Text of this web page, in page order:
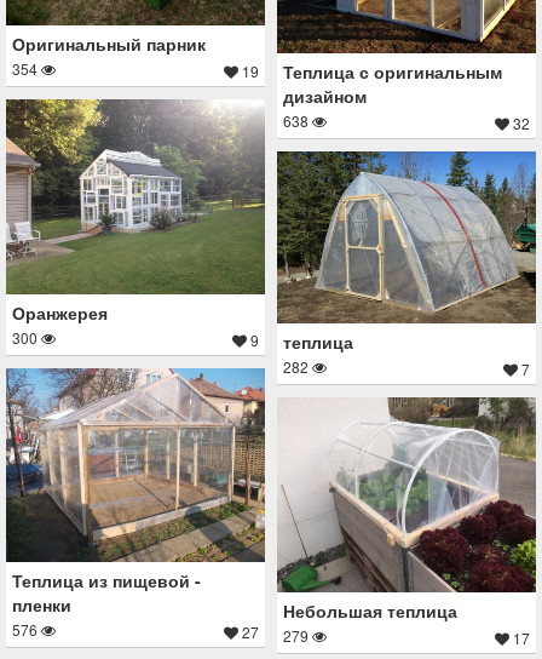
Оригинальный парник
354 19
Теплица с оригинальным
дизайном
638 32
Оранжерея
300 9 теплица
282 7
Теплица из пищевой -
пленки
576 27
Небольшая теплица
279 17